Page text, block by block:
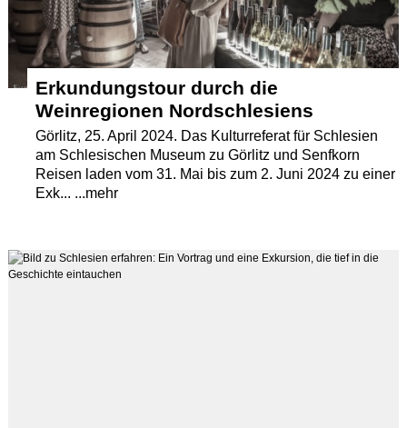
Erkundungstour durch die
Weinregionen Nordschlesiens
Görlitz, 25. April 2024. Das Kulturreferat für Schlesien
am Schlesischen Museum zu Görlitz und Senfkorn
Reisen laden vom 31. Mai bis zum 2. Juni 2024 zu einer
Exk... ...mehr